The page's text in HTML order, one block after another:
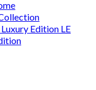
Edition LE